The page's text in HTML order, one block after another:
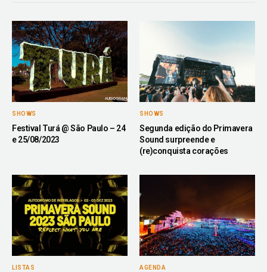
SHOWS
Festival Turá @ São Paulo – 24
e 25/08/2023
SHOWS
Segunda edição do Primavera
Sound surpreende e
(re)conquista corações
LISTAS AGENDA